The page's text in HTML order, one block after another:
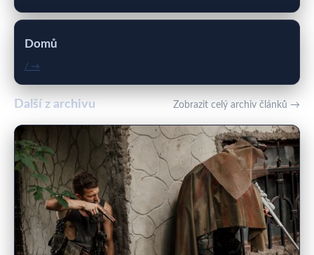
Domů
/ →
Další z archivu Zobrazit celý archiv článků →